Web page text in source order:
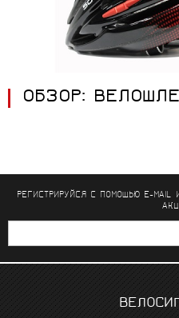
ОБЗОР:
РЕГИСТРИРУЙСЯ С ПОМОЩЬЮ E-